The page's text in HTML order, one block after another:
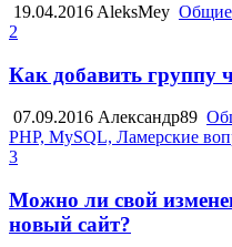
19.04.2016 AleksMey Общие
2
Как добавить группу
07.09.2016 Александр89
PHP, MySQL, Ламерские
3
Можно ли свой
новый сайт?